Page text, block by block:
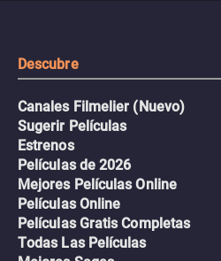
Descubre
Canales Filmelier (Nuevo)
Sugerir Películas
Estrenos
Películas de 2026
Mejores Películas Online
Películas Online
Películas Gratis Completas
Todas Las Películas